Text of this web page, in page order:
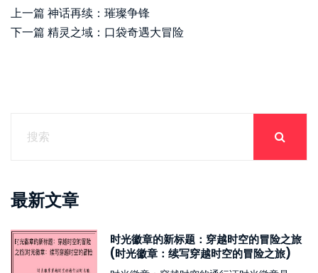
上一篇 神话再续：璀璨争锋
下一篇 精灵之域：口袋奇遇大冒险
最新文章
时光徽章的新标题：穿越时空的冒险之旅
(时光徽章：续写穿越时空的冒险之旅)